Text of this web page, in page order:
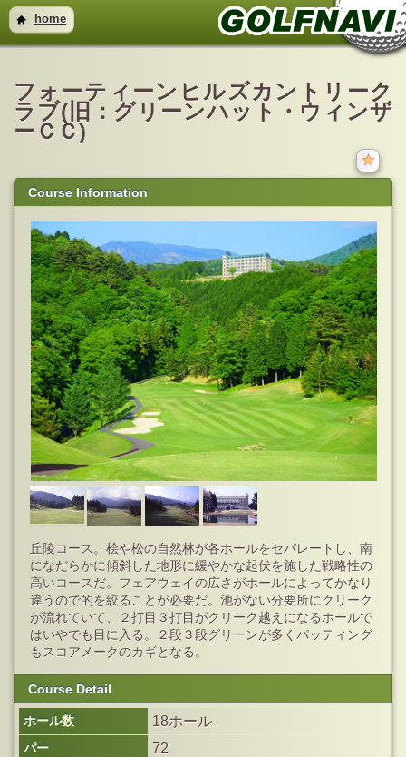
home
フォーティーンヒルズカントリーク
ラブ(旧：グリーンハット・ウィンザ
ーＣＣ)
Course Information
丘陵コース。桧や松の自然林が各ホールをセパレートし、南
になだらかに傾斜した地形に緩やかな起伏を施した戦略性の
高いコースだ。フェアウェイの広さがホールによってかなり
違うので的を絞ることが必要だ。池がない分要所にクリーク
が流れていて、２打目３打目がクリーク越えになるホールで
はいやでも目に入る。２段３段グリーンが多くパッティング
もスコアメークのカギとなる。
Course Detail
ホール数 18ホール
パー 72